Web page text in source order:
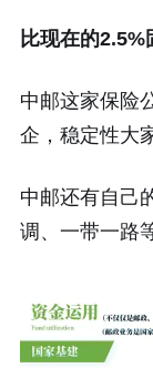
比现在的2.5%
中邮这家保险
企，稳定性大
中邮还有自己
调、一带一路